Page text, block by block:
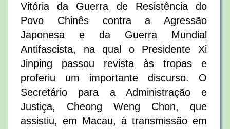
Vitória da Guerra de Resistência do
Povo Chinês contra a Agressão
Japonesa e da Guerra Mundial
Antifascista, na qual o Presidente Xi
Jinping passou revista às tropas e
proferiu um importante discurso. O
Secretário para a Administração e
Justiça, Cheong Weng Chon, que
assistiu, em Macau, à transmissão em